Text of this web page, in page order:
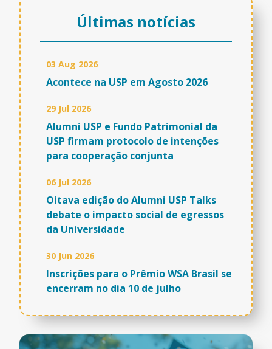
Últimas notícias
03 Aug 2026
Acontece na USP em Agosto 2026
29 Jul 2026
Alumni USP e Fundo Patrimonial da
USP firmam protocolo de intenções
para cooperação conjunta
06 Jul 2026
Oitava edição do Alumni USP Talks
debate o impacto social de egressos
da Universidade
30 Jun 2026
Inscrições para o Prêmio WSA Brasil se
encerram no dia 10 de julho